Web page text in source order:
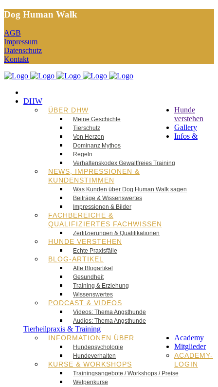
Dog Human Walk
AGB
Impressum
Datenschutz
Kontakt
DHW
ÜBER DHW
Meine Geschichte
Tierschutz
Von Herzen
Dominanz Mythos
Regeln
Verhaltenskodex Gewaltfreies Training
NEWS, IMPRESSIONEN &
KUNDENSTIMMEN
Was Kunden über Dog Human Walk sagen
Beiträge & Wissenswertes
Impressionen & Bilder
FACHBEREICHE &
QUALIFIZIERTES FACHWISSEN
Zertifzierungen & Qualifikationen
Hunde
verstehen
HUNDE VERSTEHEN
Echte Praxisfälle
BLOG-ARTIKEL
Alle Blogartikel
Gesundheit
Training & Erziehung
Wissenswertes
PODCAST & VIDEOS
Videos: Thema Angsthunde
Audios: Thema Angsthunde
Gallery
Infos &
Tierheilpraxis & Training
INFORMATIONEN ÜBER
Hundepsychologie
Hundeverhalten
KURSE & WORKSHOPS
Trainingsangebote / Workshops / Preise
Welpenkurse
Academy
Mitglieder
ACADEMY-
LOGIN